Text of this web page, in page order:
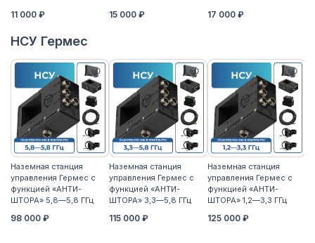
11 000 ₽ 15 000 ₽ 17 000 ₽
НСУ Гермес
Наземная станция
управления Гермес с
функцией «АНТИ-
ШТОРА» 5,8—5,8 ГГц
98 000 ₽
Наземная станция
управления Гермес с
функцией «АНТИ-
ШТОРА» 3,3—5,8 ГГц
115 000 ₽
Наземная станция
управления Гермес с
функцией «АНТИ-
ШТОРА» 1,2—3,3 ГГц
125 000 ₽